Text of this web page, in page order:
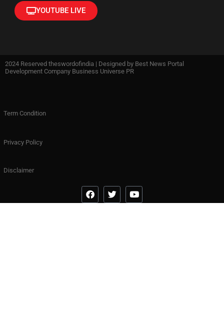
YOUTUBE LIVE
2024 Reserved theswordofindia | Designed by Best News Portal
Development Company Business Universe PR
Term Condition
Privacy Policy
Disclaimer